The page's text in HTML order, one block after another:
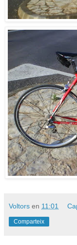
Voltors en 11:01
Comparteix